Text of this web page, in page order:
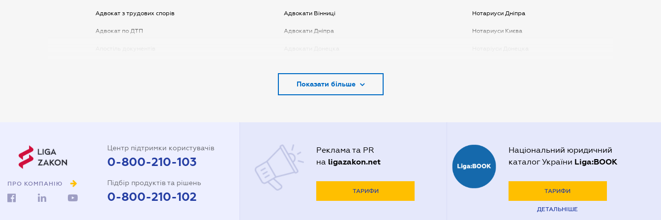
Адвокат з трудових спорів
Адвокат по ДТП
інтересів в суді
Довіреність на реєстрацію
Адвокати Вінниці
Адвокати Дніпра
Адвокати Києва
Адвокати Полтави
Адвокати Харькова
Адвокаты Кривого Рогу
Нотариуси Дніпра
Нотариуси Києва
Показати більше
ПРО КОМПАНІЮ
Центр підтримки користувачів
0-800-210-103
Підбір продуктів та рішень
0-800-210-102
Реклама та PR
на ligazakon.net
ТАРИФИ
Національний юридичний
каталог України Liga:BOOK
ТАРИФИ
ДЕТАЛЬНІШЕ